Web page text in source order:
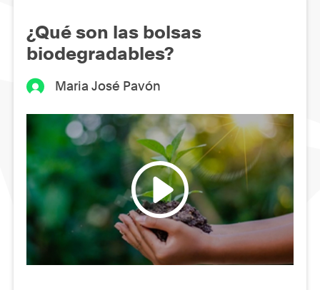
¿Qué son las bolsas
biodegradables?
Maria José Pavón